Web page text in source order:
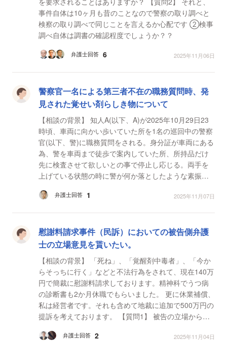
事件自体は10ヶ月も昔のことなので警察の取り調べと
検察の取り調べで同じことを言えるか心配です ②検事
調べ自体は調書の確認程度でしょうか？？
弁護士回答 6 2025年11月06日
警察官一名による第三者不在の職務質問時、発
見された覚せい剤らしき物について
【相談の背景】 知人A(以下、A)が2025年10月29日23
時頃、車両に向かい歩いていた所を1名の巡回中の警察
官(以下、警)に職務質問をされる。身分証が車両にある
為、警を車両まで徒歩で案内していた所、所持品だけ
先に検査させて欲しいとの事で停止し応じる。両手を
上げている状態の時に警が何か落としたような素振り
る。そ...弁護士回答 1 2025年11月07日
慰謝料請求事件（民訴）においての被告側弁護
士の立場意見を貰いたい。
【相談の背景】 「死ね」、「覚醒剤中毒者」、「今か
らそっちに行く」などと不法行為をされて、現在140万
円で簡裁に慰謝料請求しております。精神科でうつ病
の診断書も2か月休職でもらいました。 更に休業補償、
私は経営者です。それも含めて地裁に追加で500万円の
提訴を考えております。 【質問1】 被告の立場から先
弁護士回答 2 2025年11月04日